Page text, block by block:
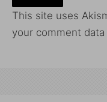
This site uses
your comment